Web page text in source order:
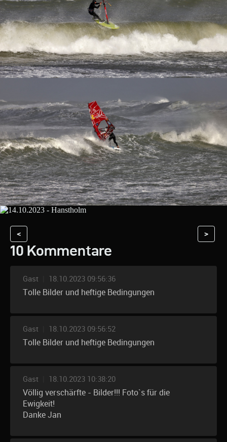
< >
10 Kommentare
Gast 18.10.2023 09:56:36
Tolle Bilder und heftige Bedingungen
Gast 18.10.2023 09:56:52
Tolle Bilder und heftige Bedingungen
Gast 18.10.2023 10:38:20
Völlig verschärfte - Bilder!!! Foto`s für die
Ewigkeit!
Danke Jan